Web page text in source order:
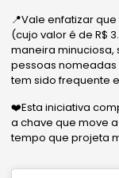
📍Vale enfatizar
(cujo valor é de R$
maneira minuciosa,
pessoas
tem sido frequente
❤️Esta iniciativa
a chave que move
tempo que projeta